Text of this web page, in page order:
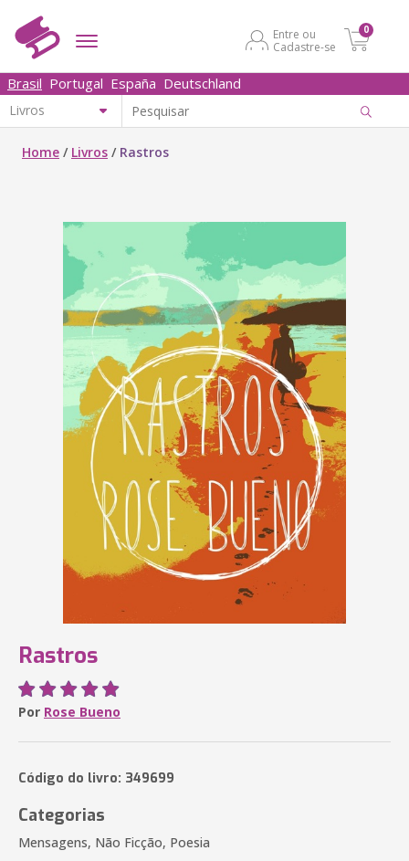
Entre ou
Cadastre-se
0
Brasil Portugal España Deutschland
Home / Livros / Rastros
Rastros
Por Rose Bueno
Código do livro: 349699
Categorias
Mensagens, Não Ficção, Poesia